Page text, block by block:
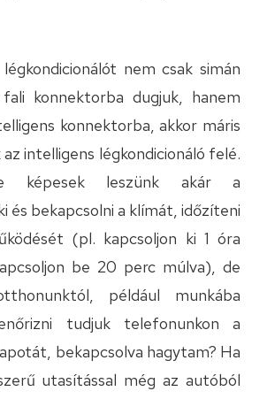
nem csak simán
konnektorba dugjuk, hanem
konnektorba, akkor máris
intelligens légkondicionáló felé.
képesek leszünk akár a
és bekapcsolni a klímát, időzíteni
(pl. kapcsoljon ki 1 óra
be 20 perc múlva), de
például munkába
tudjuk telefonunkon a
bekapcsolva hagytam? Ha
utasítással még az autóból